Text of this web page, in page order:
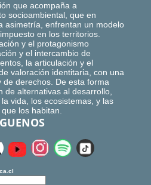
que acompaña a
socioambiental, que en
asimetría, enfrentan un modelo
en los territorios.
y el protagonismo
y el intercambio de
la articulación y el
valoración identitaria, con una
de derechos. De esta forma
de alternativas al desarrollo,
vida, los ecosistemas, y las
los habitan.